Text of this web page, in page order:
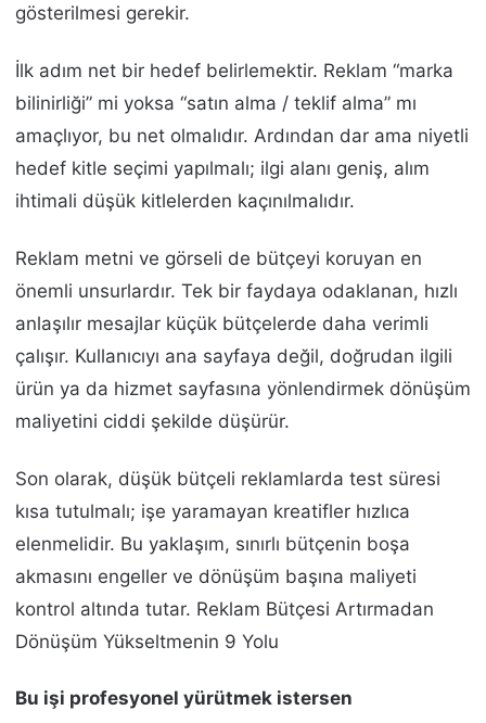
gösterilmesi gerekir.
İlk adım net bir hedef belirlemektir. Reklam “marka
bilinirliği” mi yoksa “satın alma / teklif alma” mı
amaçlıyor, bu net olmalıdır. Ardından dar ama niyetli
hedef kitle seçimi yapılmalı; ilgi alanı geniş, alım
ihtimali düşük kitlelerden kaçınılmalıdır.
Reklam metni ve görseli de bütçeyi koruyan en
önemli unsurlardır. Tek bir faydaya odaklanan, hızlı
anlaşılır mesajlar küçük bütçelerde daha verimli
çalışır. Kullanıcıyı ana sayfaya değil, doğrudan ilgili
ürün ya da hizmet sayfasına yönlendirmek dönüşüm
maliyetini ciddi şekilde düşürür.
Son olarak, düşük bütçeli reklamlarda test süresi
kısa tutulmalı; işe yaramayan kreatifler hızlıca
elenmelidir. Bu yaklaşım, sınırlı bütçenin boşa
akmasını engeller ve dönüşüm başına maliyeti
kontrol altında tutar. Reklam Bütçesi Artırmadan
Dönüşüm Yükseltmenin 9 Yolu
Bu işi profesyonel yürütmek istersen